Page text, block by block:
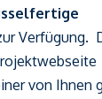
Verfügung.
von Ihnen